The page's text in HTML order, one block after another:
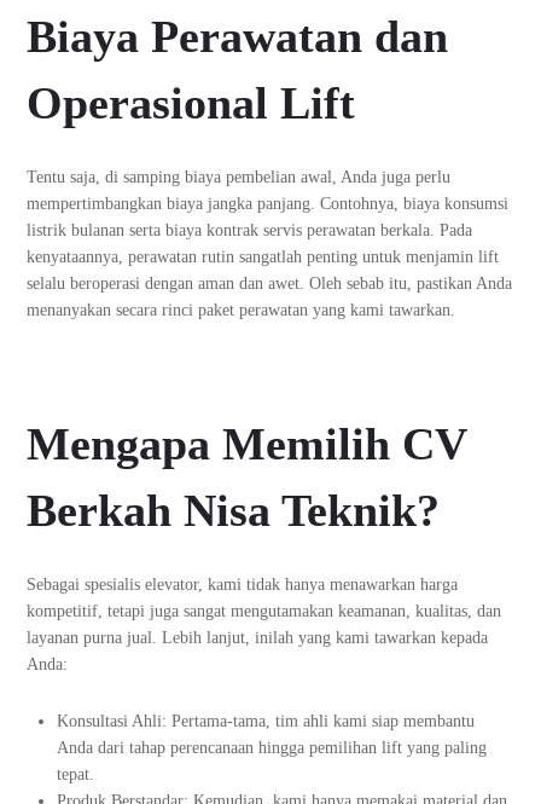
Biaya Perawatan dan
Operasional Lift
Tentu saja, di samping biaya pembelian awal, Anda juga perlu
mempertimbangkan biaya jangka panjang. Contohnya, biaya konsumsi
listrik bulanan serta biaya kontrak servis perawatan berkala. Pada
kenyataannya, perawatan rutin sangatlah penting untuk menjamin lift
selalu beroperasi dengan aman dan awet. Oleh sebab itu, pastikan Anda
menanyakan secara rinci paket perawatan yang kami tawarkan.
Mengapa Memilih CV
Berkah Nisa Teknik?
Sebagai spesialis elevator, kami tidak hanya menawarkan harga
kompetitif, tetapi juga sangat mengutamakan keamanan, kualitas, dan
layanan purna jual. Lebih lanjut, inilah yang kami tawarkan kepada
Anda:
Konsultasi Ahli: Pertama-tama, tim ahli kami siap membantu
Anda dari tahap perencanaan hingga pemilihan lift yang paling
tepat.